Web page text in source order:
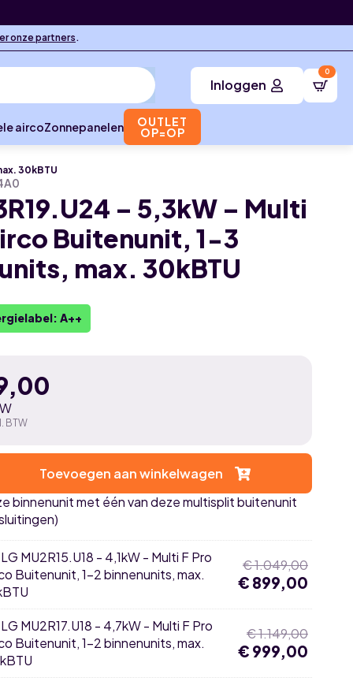
onze partners.
Inloggen
0
aircoZonnepanelen OUTLET
OP=OP
30kBTU
– 5,3kW – Multi
Buitenunit, 1-3
max. 30kBTU
A++
BTW
Toevoegen aan winkelwagen
binnenunit met één van deze multisplit buitenunit
LG MU2R15.U18 - 4,1kW - Multi F Pro
Buitenunit, 1-2 binnenunits, max.
€1.049,00
prijs
€ 899,00Huidige
€
LG MU2R17.U18 - 4,7kW - Multi F Pro
Buitenunit, 1-2 binnenunits, max.
€1.149,00
prijs
€ 999,00Huidige